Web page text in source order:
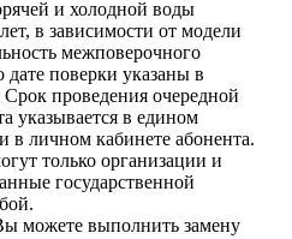
и холодной воды
в зависимости от модели
межповерочного
дате поверки указаны в
Срок проведения очередной
указывается в едином
в личном кабинете абонента.
только организации и
государственной
можете выполнить замену